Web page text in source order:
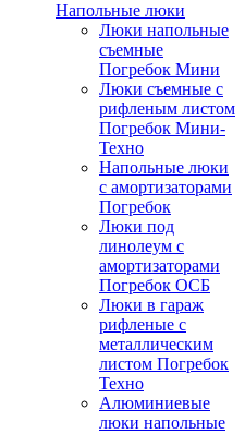
Напольные люки
Люки напольные
съемные
Погребок Мини
Люки съемные с
рифленым листом
Погребок Мини-
Техно
Напольные люки
с амортизаторами
Погребок
Люки под
линолеум с
амортизаторами
Погребок ОСБ
Люки в гараж
рифленые с
металлическим
листом Погребок
Техно
Алюминиевые
люки напольные